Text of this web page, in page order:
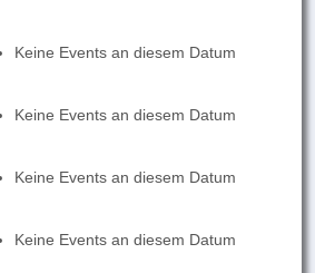
Keine Events an diesem Datum
Keine Events an diesem Datum
Keine Events an diesem Datum
Keine Events an diesem Datum